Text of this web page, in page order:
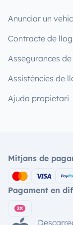
Anunciar un
Contracte de
Assegurances
Assistències de
Ajuda propietari
Mitjans de
Pagament en